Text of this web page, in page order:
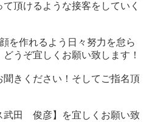
頂けるような接客をしていく
を作れるよう日々努力を怠ら
うぞ宜しくお願い致します！
きください！そしてご指名頂
武田 俊彦】を宜しくお願い致